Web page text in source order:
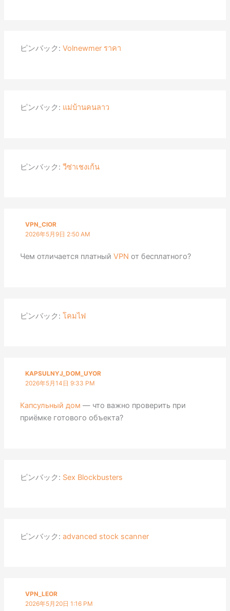
ピンバック:Volnewmer ราคา
ピンバック: แม่บ้านคนลาว
ピンバック:วีซ่าเชงเก้น
VPN_CIOR
2026年5月9日 2:50 AM
Чем отличается платныйVPN от бесплатного?
ピンバック:โคมไฟ
KAPSULNYJ_DOM_UYOR
2026年5月14日 9:33 PM
Капсульный дом — что важно проверить при
приёмке готового объекта?
ピンバック: Sex Blockbusters
ピンバック:advanced stock scanner
VPN_LEOR
2026年5月20日 1:16 PM